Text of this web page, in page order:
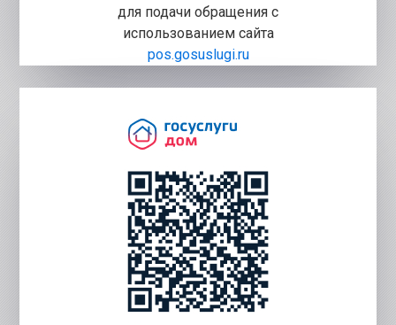
для подачи обращения с
использованием сайта
pos.gosuslugi.ru